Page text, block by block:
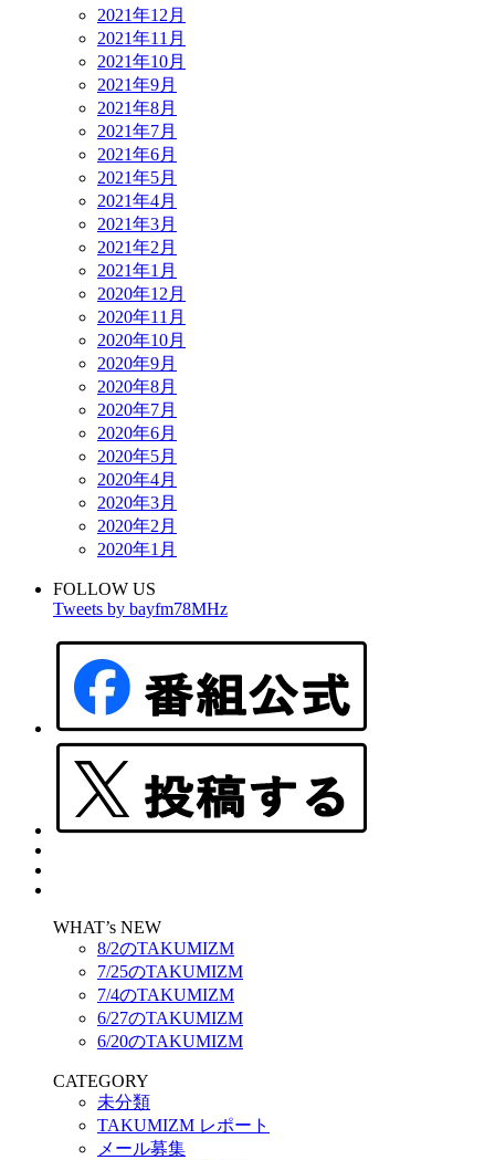
2021年12月
2021年11月
2021年10月
2021年9月
2021年8月
2021年7月
2021年6月
2021年5月
2021年4月
2021年3月
2021年2月
2021年1月
2020年12月
2020年11月
2020年10月
2020年9月
2020年8月
2020年7月
2020年6月
2020年5月
2020年4月
2020年3月
2020年2月
2020年1月
FOLLOW US
Tweets by bayfm78MHz
WHAT’s NEW
8/2のTAKUMIZM
7/25のTAKUMIZM
7/4のTAKUMIZM
6/27のTAKUMIZM
6/20のTAKUMIZM
CATEGORY
未分類
TAKUMIZM レポート
メール募集